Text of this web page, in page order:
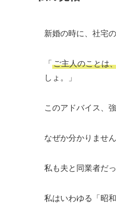
新婚の時に、社宅
「 ご主人のことは
しょ。」
このアドバイス、
なぜか分かりませ
私も夫と同業者だ
私はいわゆる「昭